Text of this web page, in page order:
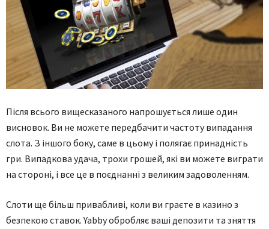
Після всього вищесказаного напрошується лише один
висновок. Ви не можете передбачити частоту випадання
слота. З іншого боку, саме в цьому і полягає принадність
гри. Випадкова удача, трохи грошей, які ви можете виграти
на стороні, і все це в поєднанні з великим задоволенням.
Слоти ще більш привабливі, коли ви граєте в казино з
безпекою ставок. Yabby обробляє ваші депозити та зняття